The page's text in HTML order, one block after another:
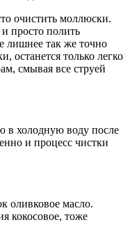
очистить моллюски.
просто полить
лишнее так же точно
останется только легко
смывая все струей
в холодную воду после
и процесс чистки
оливковое масло.
кокосовое, тоже